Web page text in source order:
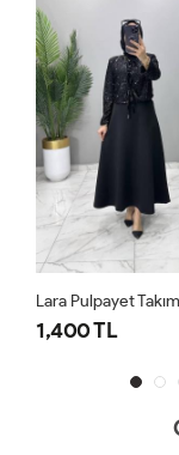
Takım Siyah